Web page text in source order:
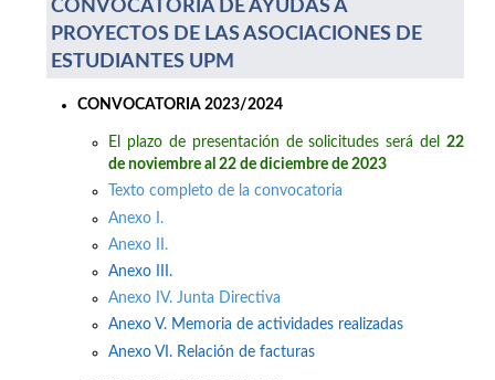
CONVOCATORIA DE AYUDAS A
PROYECTOS DE LAS ASOCIACIONES DE
ESTUDIANTES UPM
CONVOCATORIA 2023/2024
El plazo de presentación de solicitudes será del 22
de noviembre al 22 de diciembre de 2023
Texto completo de la convocatoria
Anexo I.
Anexo II.
Anexo III.
Anexo IV. Junta Directiva
Anexo V. Memoria de actividades realizadas
Anexo VI. Relación de facturas